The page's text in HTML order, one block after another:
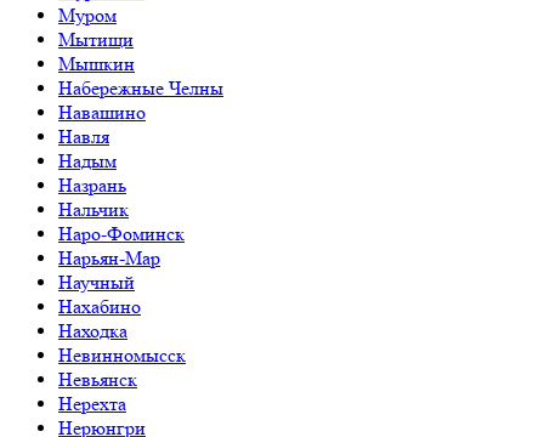
Муром
Мытищи
Мышкин
Набережные Челны
Навашино
Навля
Надым
Назрань
Нальчик
Наро-Фоминск
Нарьян-Мар
Научный
Нахабино
Находка
Невинномысск
Невьянск
Нерехта
Нерюнгри